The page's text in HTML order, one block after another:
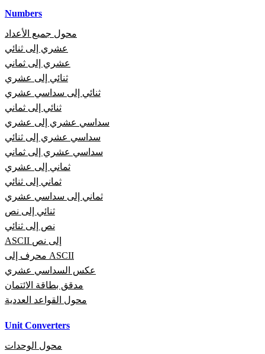
Numbers
محول جميع الأعداد
عشري إلى ثنائي
عشري إلى ثماني
ثنائي إلى عشري
ثنائي إلى سداسي عشري
ثنائي إلى ثماني
سداسي عشري إلى عشري
سداسي عشري إلى ثنائي
سداسي عشري إلى ثماني
ثماني إلى عشري
ثماني إلى ثنائي
ثماني إلى سداسي عشري
ثنائي إلى نص
نص إلى ثنائي
ASCII إلى نص
محرف إلى ASCII
عكس السداسي عشري
مدقق بطاقة الائتمان
محول القواعد العددية
Unit Converters
محول الوحدات